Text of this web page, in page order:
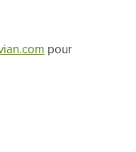
pour